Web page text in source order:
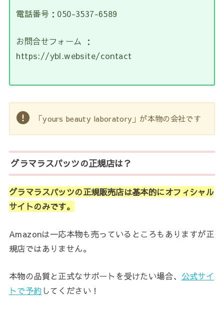
電話番号：050-3537-6589
お問合せフォーム ：
https://ybl.website/contact
「yours beauty laboratory」が本物の会社です
グラマラスパッツの正規店は？
グラマラスパッツの正規販売店は基本的にオフィシャル
サイトのみです。
Amazonは一応本物も売っているところもありますが正
規店ではありません。
本物の品質と正式なサポートを受けたい場合、 公式サイ
トで予約 してください！